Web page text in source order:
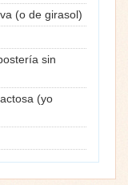
(o de girasol)
sin
(yo